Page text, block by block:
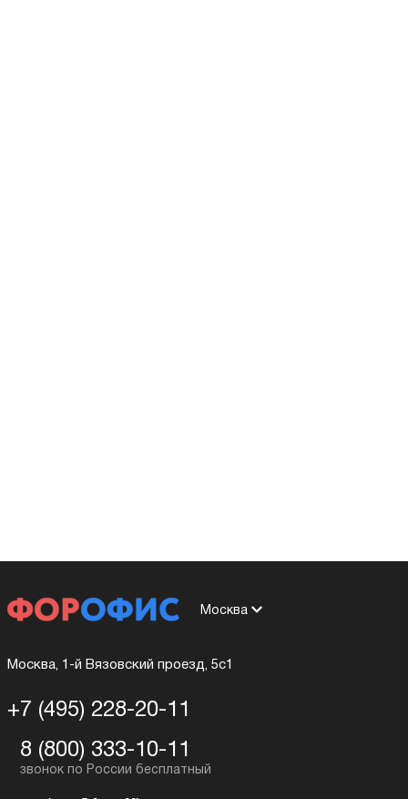
Москва
Москва, 1-й Вязовский проезд, 5с1
+7 (495) 228-20-11
8 (800) 333-10-11